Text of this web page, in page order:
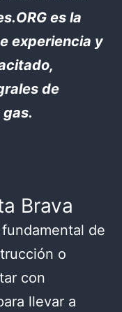
es la
experiencia y
de
Brava
de
o
con
llevar a